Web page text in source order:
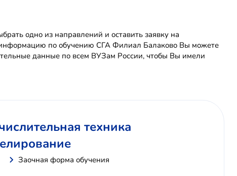
одно из направлений и оставить заявку на
по обучению СГА Филиал Балаково Вы можете
данные по всем ВУЗам России, чтобы Вы имели
техника
Заочная форма обучения